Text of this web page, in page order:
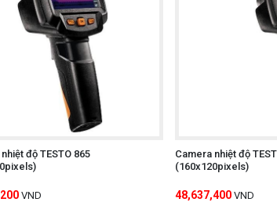
năng ghi hình ảnh và video:
Ghi lại hình
năng phân tích dữ liệu:
Phân tích dữ
kế nhỏ gọn, trọng lượng nhẹ:
Thuận
năng tự động tắt nguồn:
Tiết kiệm pin
thành hợp lý:
độ TESTO 865
VND
Camera nhiệt độ
(160x120pixels)
48,637,400 VND